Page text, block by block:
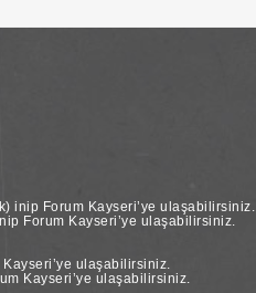
inip Forum Kayseri’ye ulaşabilirsiniz.
Forum Kayseri’ye ulaşabilirsiniz.
ulaşabilirsiniz.
Kayseri’ye ulaşabilirsiniz.